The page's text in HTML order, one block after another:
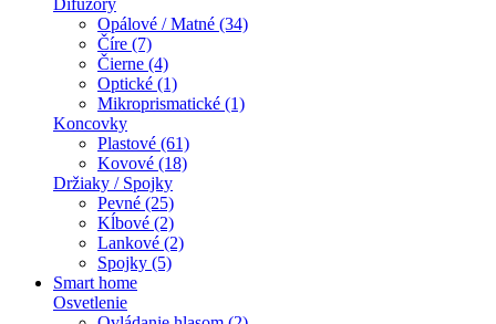
Difúzory
Opálové / Matné (34)
Číre (7)
Čierne (4)
Optické (1)
Mikroprismatické (1)
Koncovky
Plastové (61)
Kovové (18)
Držiaky / Spojky
Pevné (25)
Kĺbové (2)
Lankové (2)
Spojky (5)
Smart home
Osvetlenie